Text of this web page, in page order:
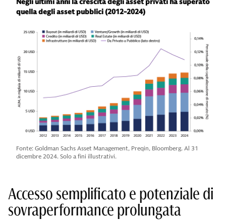
quella degli asset pubblici (2012-2024)
Fonte: Goldman Sachs Asset Management, Preqin, Bloomberg. Al 31
dicembre 2024. Solo a fini illustrativi.
Accesso semplificato e potenziale di
sovraperformance prolungata